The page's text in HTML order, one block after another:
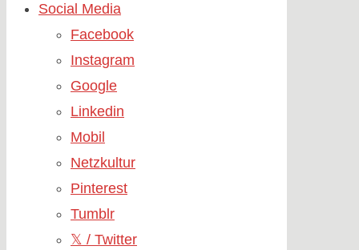
Social Media
Facebook
Instagram
Google
Linkedin
Mobil
Netzkultur
Pinterest
Tumblr
𝕏 / Twitter